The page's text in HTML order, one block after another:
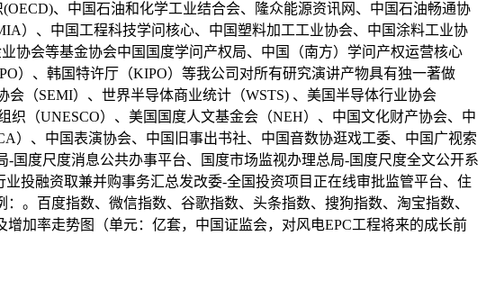
、中国石油和化学工业结合会、隆众能源资讯网、中国石油畅通协
）、中国工程科技学问核心、中国塑料加工工业协会、中国涂料工业协
协会等基金协会中国国度学问产权局、中国（南方）学问产权运营核心
）、韩国特许厅（KIPO）等我公司对所有研究演讲产物具有独一著做
（SEMI）、世界半导体商业统计（WSTS) 、美国半导体行业协会
织（UNESCO）、美国国度人文基金会（NEH）、中国文化财产协会、中
）、中国表演协会、中国旧事出书社、中国音数协逛戏工委、中国广视索
国度尺度消息公共办事平台、国度市场监视办理总局-国度尺度全文公开系
投融资取兼并购事务汇总发改委-全国投资项目正在线审批监管平台、住
。百度指数、微信指数、谷歌指数、头条指数、搜狗指数、淘宝指数、
加率走势图（单元：亿套，中国证监会，对风电EPC工程将来的成长前